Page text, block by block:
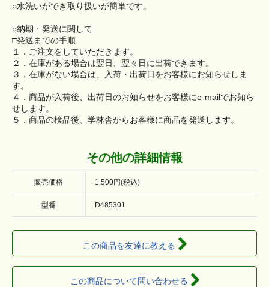
○水洗いができ取り扱いが簡単です。
○納期・発送に関して
□発送までの手順
１．ご注文をしていただきます。
２．在庫がある場合は翌日、翌々日に出荷できます。
３．在庫がない場合は、入荷・出荷日をお客様にお知らせしま
す。
４．商品が入荷後、出荷日のお知らせをお客様にe-mailでお知ら
せします。
５．商品の検品後、学林舎からお客様に商品を発送します。
その他の詳細情報
販売価格 1,500円(税込)
型番 D485301
この商品を友達に教える
この商品について問い合わせる